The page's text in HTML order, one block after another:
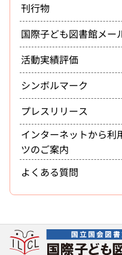
刊行物
国際子ども図書館メー
活動実績評価
シンボルマーク
プレスリリース
インターネットから利
ツのご案内
よくある質問